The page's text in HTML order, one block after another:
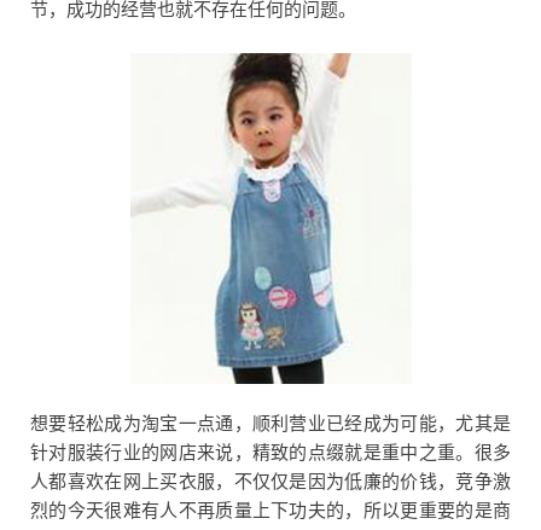
节，成功的经营也就不存在任何的问题。
想要轻松成为淘宝一点通，顺利营业已经成为可能，尤其是
针对服装行业的网店来说，精致的点缀就是重中之重。很多
人都喜欢在网上买衣服，不仅仅是因为低廉的价钱，竞争激
烈的今天很难有人不再质量上下功夫的，所以更重要的是商